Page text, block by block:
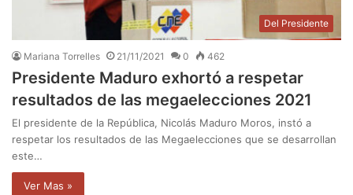
Del Presidente
Mariana Torrelles 21/11/2021 0 462
Presidente Maduro exhortó a respetar
resultados de las megaelecciones 2021
El presidente de la República, Nicolás Maduro Moros, instó a
respetar los resultados de las Megaelecciones que se desarrollan
este…
Ver Mas »